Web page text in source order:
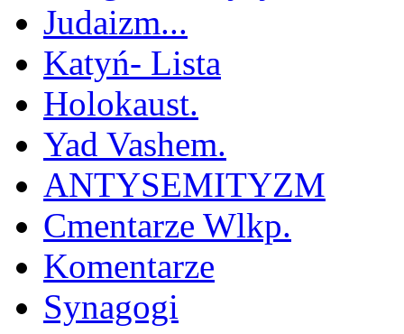
Judaizm...
Katyń- Lista
Holokaust.
Yad Vashem.
ANTYSEMITYZM
Cmentarze Wlkp.
Komentarze
Synagogi